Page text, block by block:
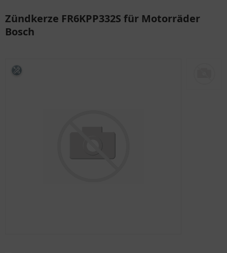
Zündkerze FR6KPP332S für Motorräder
Bosch